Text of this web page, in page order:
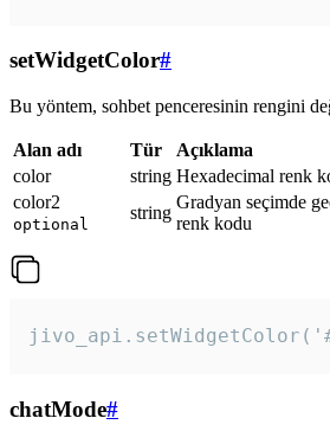
setWidgetColor#
Bu yöntem, sohbet penceresinin rengini
Alan adı Tür
Açıklama
color
string Hexadecimal renk
color2
optional
string
Gradyan seçimde
renk kodu
chatMode#